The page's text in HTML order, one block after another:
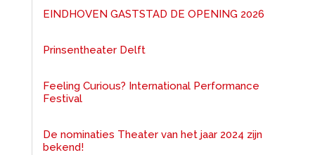
EINDHOVEN GASTSTAD DE OPENING 2026
Prinsentheater Delft
Feeling Curious? International Performance
Festival
De nominaties Theater van het jaar 2024 zijn
bekend!